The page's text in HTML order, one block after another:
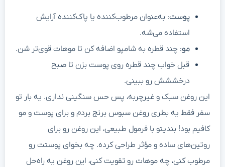
پوست: به‌عنوان مرطوب‌کننده یا پاک‌کننده آرایش
استفاده می‌شه.
مو: چند قطره به شامپو اضافه کن تا موهات قوی‌تر شن.
قبل خواب چند قطره روی پوست بزن تا صبح
درخششش رو ببینی.
این روغن سبک و غیرچربه، پس حس سنگینی نداری. یه بار تو
سفر فقط یه بطری روغن سبوس برنج بردم و برای پوست و مو
کافیم بود! بندیتو با فرمول طبیعی، این روغن رو برای
روتین‌های ساده و مؤثر طراحی کرده. چه بخوای پوستت رو
مرطوب کنی، چه موهات رو تقویت کنی، این روغن یه راه‌حل